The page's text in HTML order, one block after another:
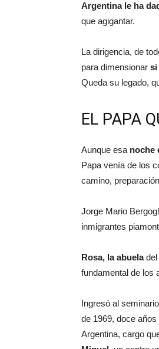
Argentina le ha
que agigantar.
La dirigencia, de
para dimensionar si
Queda su legado,
EL PAPA
Aunque esa noche
Papa venía de los
camino,
Jorge Mario
inmigrantes
Rosa, la abueladel
fundamental de los
Ingresó al
de 1969, doce
Argentina, cargo